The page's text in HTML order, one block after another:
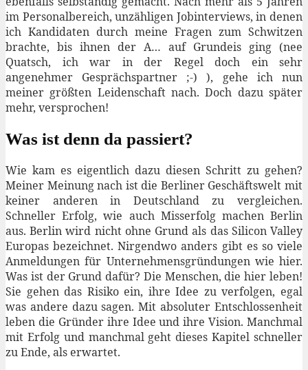
im Personalbereich, unzähligen Jobinterviews, in denen
ich Kandidaten durch meine Fragen zum Schwitzen
brachte, bis ihnen der A… auf Grundeis ging (nee
Quatsch, ich war in der Regel doch ein sehr
angenehmer Gesprächspartner ;-) ), gehe ich nun
meiner größten Leidenschaft nach. Doch dazu später
mehr, versprochen!
Was ist denn da passiert?
Wie kam es eigentlich dazu diesen Schritt zu gehen?
Meiner Meinung nach ist die Berliner Geschäftswelt mit
keiner anderen in Deutschland zu vergleichen.
Schneller Erfolg, wie auch Misserfolg machen Berlin
aus. Berlin wird nicht ohne Grund als das Silicon Valley
Europas bezeichnet. Nirgendwo anders gibt es so viele
Anmeldungen für Unternehmensgründungen wie hier.
Was ist der Grund dafür? Die Menschen, die hier leben!
Sie gehen das Risiko ein, ihre Idee zu verfolgen, egal
was andere dazu sagen. Mit absoluter Entschlossenheit
leben die Gründer ihre Idee und ihre Vision. Manchmal
mit Erfolg und manchmal geht dieses Kapitel schneller
zu Ende, als erwartet.